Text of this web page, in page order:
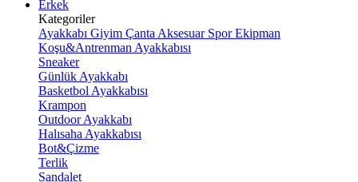
Erkek
Kategoriler
Ayakkabı Giyim Çanta Aksesuar Spor Ekipman
Koşu&Antrenman Ayakkabısı
Sneaker
Günlük Ayakkabı
Basketbol Ayakkabısı
Krampon
Outdoor Ayakkabı
Halısaha Ayakkabısı
Bot&Çizme
Terlik
Sandalet